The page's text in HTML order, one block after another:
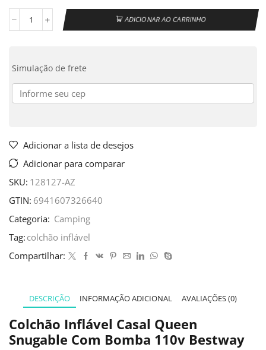
ADICIONAR AO CARRINHO
Simulação de frete
Adicionar a lista de desejos
Adicionar para comparar
SKU: 128127-AZ
GTIN: 6941607326640
Categoria: Camping
Tag: colchão inflável
Compartilhar:
DESCRIÇÃO INFORMAÇÃO ADICIONAL AVALIAÇÕES (0)
Colchão Inflável Casal Queen
Snugable Com Bomba 110v Bestway